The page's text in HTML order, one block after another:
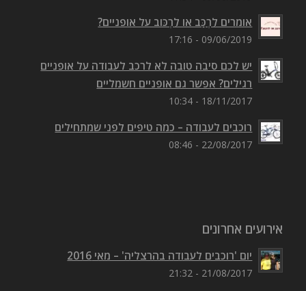
אומרים לִרְכַּב או לִרְכּוב על אופניים?
09/06/2019 - 17:16
יש לכם סיבה טובה לא לרכב לעבודה על אופניים
רגילים? אפשר גם אופניים חשמליים
18/11/2017 - 10:34
רוכבים לעבודה – כמה טיפים לפני שמתחילים
22/08/2017 - 08:46
אירועים אחרונים
יום 'רוכבים לעבודה בהרצליה' – מאי 2016
21/08/2017 - 21:32